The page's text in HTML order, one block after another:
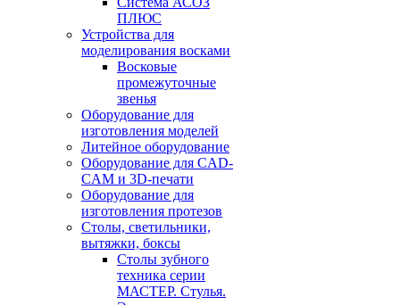
ПЛЮС
Устройства для
моделирования восками
Восковые
промежуточные
звенья
Оборудование для
изготовления моделей
Литейное оборудование
Оборудование для CAD-
CAM и 3D-печати
Оборудование для
изготовления протезов
Cтолы, светильники,
вытяжки, боксы
Столы зубного
техника серии
МАСТЕР. Стулья.